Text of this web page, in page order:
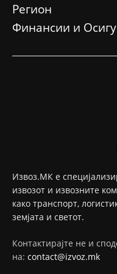
Регион
Финансии и
Извоз.МК е
извозот и извозните
како транспорт,
земјата и светот.
Контактирајте не и
на: contact@izvoz.mk